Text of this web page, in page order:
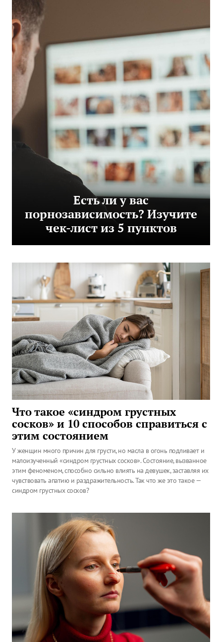
Есть ли у вас
порнозависимость? Изучите
чек-лист из 5 пунктов
Что такое «синдром грустных
сосков» и 10 способов справиться с
этим состоянием
У женщин много причин для грусти, но масла в огонь подливает и
малоизученный «синдром грустных сосков». Состояние, вызванное
этим феноменом, способно сильно влиять на девушек, заставляя их
чувствовать апатию и раздражительность. Так что же это такое —
синдром грустных сосков?